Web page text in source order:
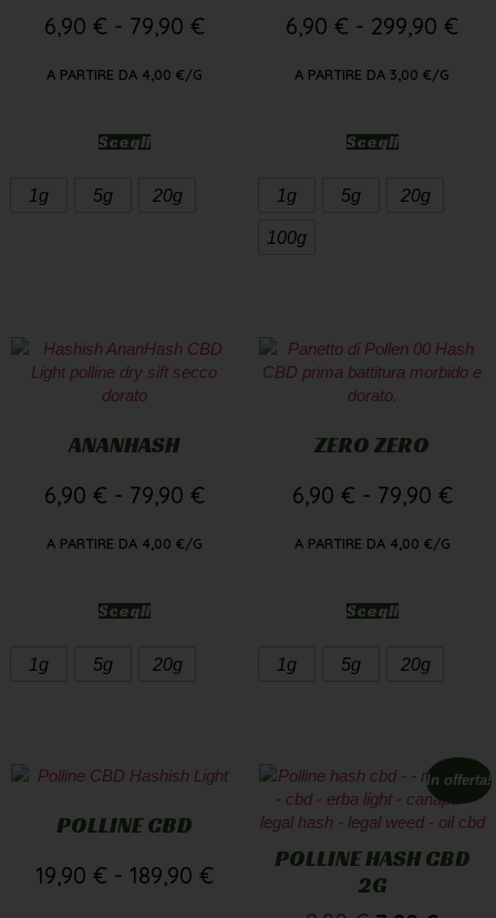
6,90 € - 79,90 €
A PARTIRE DA 4,00 €/G
Scegli
1g 5g 20g
6,90 € - 299,90 €
A PARTIRE DA 3,00 €/G
Scegli
1g 5g 20g
100g
ANANHASH
6,90 € - 79,90 €
A PARTIRE DA 4,00 €/G
Scegli
1g 5g 20g
ZERO ZERO
6,90 € - 79,90 €
A PARTIRE DA 4,00 €/G
Scegli
1g 5g 20g
POLLINE CBD
19,90 € - 189,90 €
In offerta!
POLLINE HASH CBD
2G